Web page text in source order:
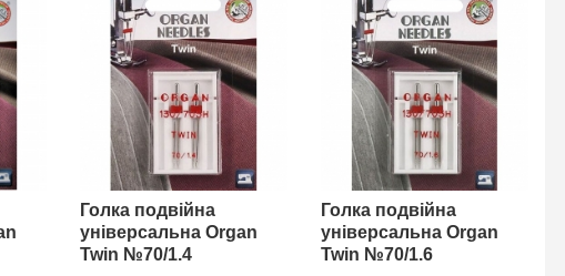
Голка подвійна
універсальна Organ
Twin №70/1.4
Голка подвійна
універсальна Organ
Twin №70/1.6